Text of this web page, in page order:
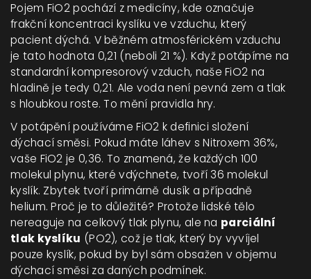
Pojem FiO2 pochází z medicíny, kde označuje
frakční koncentraci kyslíku ve vzduchu, který
pacient dýchá. V běžném atmosférickém vzduchu
je tato hodnota 0,21 (neboli 21 %). Když potápíme na
standardní kompresorový vzduch, naše FiO2 na
hladině je tedy 0,21. Ale voda není pevná zem a tlak
s hloubkou roste. To mění pravidla hry.
V potápění používáme FiO2 k definici složení
dýchací směsi. Pokud máte láhev s Nitroxem 36%,
vaše FiO2 je 0,36. To znamená, že každých 100
molekul plynu, které vdýchnete, tvoří 36 molekul
kyslík. Zbytek tvoří primárně dusík a případně
helium. Proč je to důležité? Protože lidské tělo
nereaguje na celkový tlak plynu, ale na parciální
tlak kyslíku (PO2), což jetlak, který by vyvíjel
pouze kyslík, pokud by byl sám obsažen v objemu
dýchací směsi za daných podmínek.